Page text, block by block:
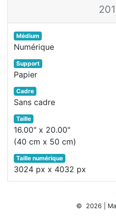
Médium
Numérique
Support
Papier
Cadre
Sans cadre
Taille
16.00" x 20.00"
(40 cm x 50 cm)
Taille numérique
3024 px x 4032 px
© 2026 |